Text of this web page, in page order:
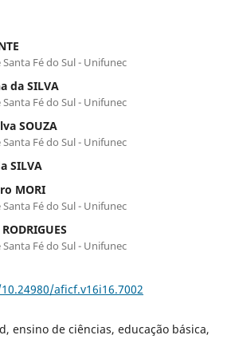
Fé do Sul - Unifunec
da SILVA
Fé do Sul - Unifunec
SOUZA
Fé do Sul - Unifunec
SILVA
MORI
Fé do Sul - Unifunec
Fé do Sul - Unifunec
aficf.v16i16.7002
ensino de ciências, educação básica,